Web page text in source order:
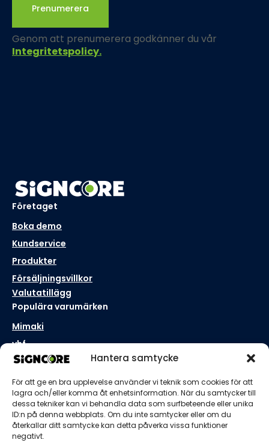
Hantera samtycke
För att ge en bra upplevelse använder vi teknik som cookies för att
lagra och/eller komma åt enhetsinformation. När du samtycker till
dessa tekniker kan vi behandla data som surfbeteende eller unika
ID:n på denna webbplats. Om du inte samtycker eller om du
återkallar ditt samtycke kan detta påverka vissa funktioner
negativt.
Prenumerera
Genom att prenumerera godkänner du vår
Integritetspolicy.
Företaget
Boka demo
Kundservice
Produkter
Försäljningsvillkor
Valutatillägg
Populära varumärken
Mimaki
vhf
Aristo
Roll-X
Kontakta oss
Borås, Sverige
+46 33 41 0000
hello@signcore.se